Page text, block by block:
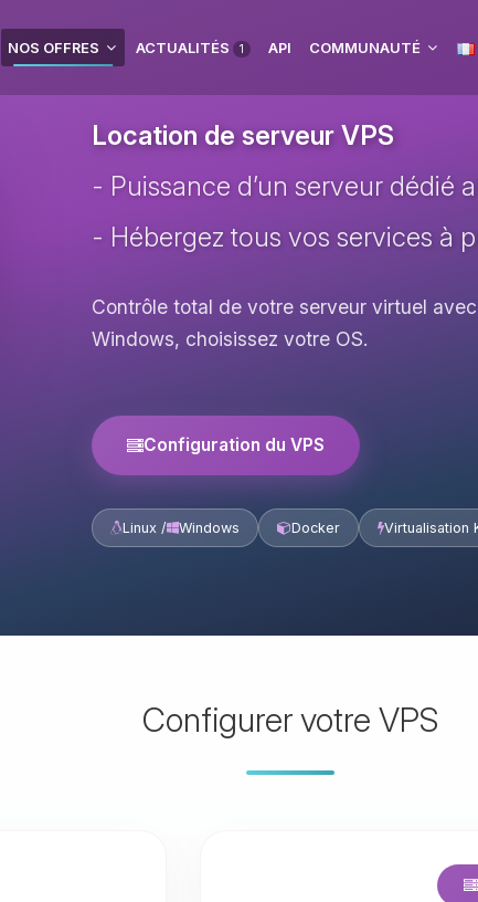
NOS OFFRES ACTUALITÉS 1 API COMMUNAUTÉ
Location de serveur VPS
- Puissance d’un serveur dédié
- Hébergez tous vos services à
Contrôle total de votre serveur virtuel
Windows, choisissez votre OS.
Configuration du VPS
Linux / Windows Docker Virtualisation
Configurer votre VPS